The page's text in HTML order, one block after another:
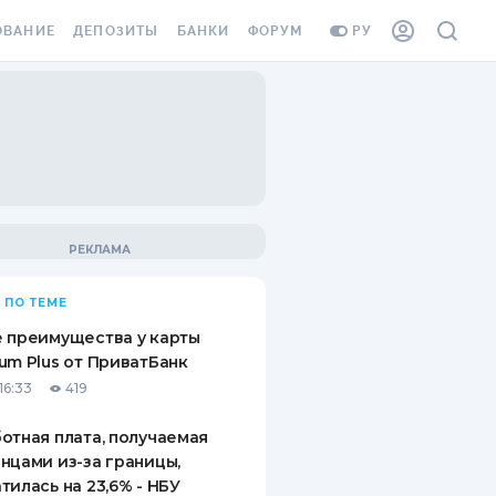
РУ
ВИНЬЕТКА
СОТРУДНИКОВ
ОТ
СЛУЧАЕВ
ДЕПОЗИТЫ
ВОПРОСЫ И ОТВЕТЫ
ПУТЕВОДИТЕЛИ ПО
БАНКИ ФОРУМ
ПО ТЕМЕ
преимущества у карты
Plus от ПриватБанк
419
плата, получаемая
из-за границы,
на 23,6% - НБУ